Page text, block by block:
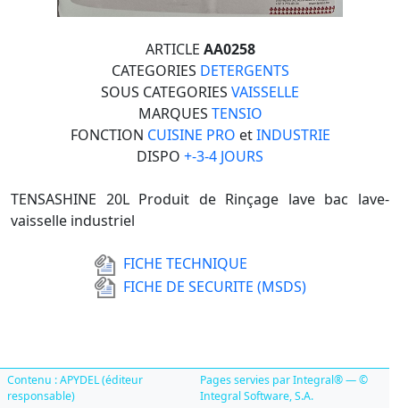
ARTICLE AA0258
CATEGORIES DETERGENTS
SOUS CATEGORIES VAISSELLE
MARQUES TENSIO
FONCTION CUISINE PRO etINDUSTRIE
DISPO +-3-4 JOURS
TENSASHINE 20L Produit de Rinçage lave bac lave-
vaisselle industriel
FICHE TECHNIQUE
FICHE DE SECURITE (MSDS)
Contenu : APYDEL (éditeur
responsable)
Pages servies par Integral® — ©
Integral Software, S.A.